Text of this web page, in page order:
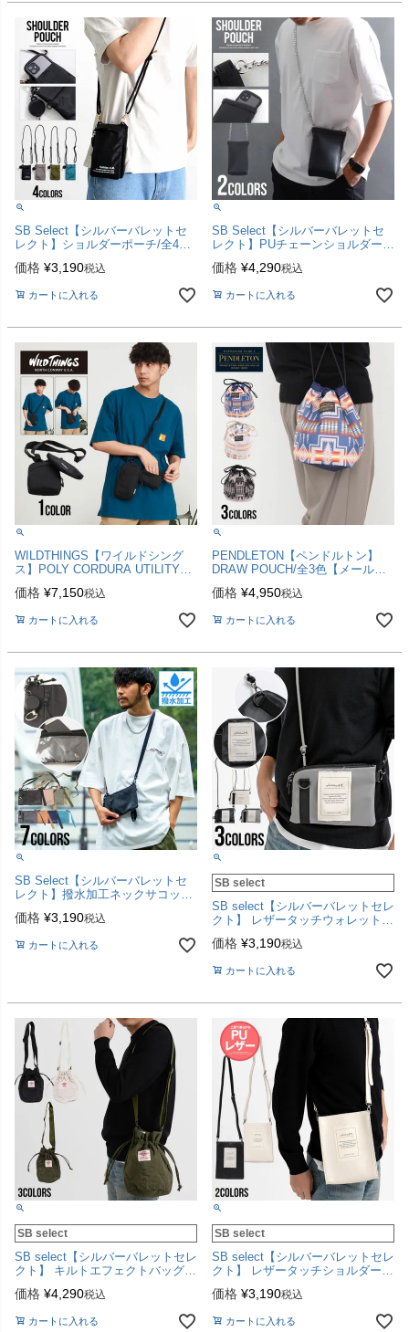
SB Select【シルバーバレットセ
レクト】ショルダーポーチ/全4色
価格 ¥3,190税込
カートに入れる
SB Select【シルバーバレットセ
レクト】PUチェーンショルダーポ
価格 ¥4,290税込
カートに入れる
WILDTHINGS【ワイルドシング
ス】POLY CORDURA UTILITY
価格 ¥7,150税込
カートに入れる
PENDLETON【ペンドルトン】
DRAW POUCH/全3色【メール便
価格 ¥4,950税込
カートに入れる
SB Select【シルバーバレットセ
レクト】撥水加工ネックサコッシ
価格 ¥3,190税込
カートに入れる
SB select
SB select【シルバーバレットセレ
クト】 レザータッチウォレットシ
対応】
価格 ¥3,190税込
カートに入れる
SB select
SB select【シルバーバレットセレ
クト】 キルトエフェクトバッグ/
価格 ¥4,290税込
カートに入れる
SB select
SB select【シルバーバレットセレ
クト】 レザータッチショルダーバ
価格 ¥3,190税込
カートに入れる